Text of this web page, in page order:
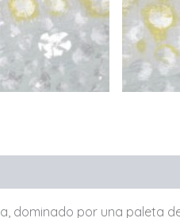
dominado por una paleta